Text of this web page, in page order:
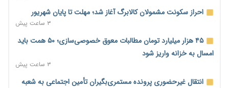
احراز سکونت مشمولان کالابرگ آغاز شد؛ مهلت تا پایان شهریور
۳ ساعت پیش
۴۵ هزار میلیارد تومان مطالبات معوق خصوصی‌سازی؛ ۵۰ همت باید
امسال به خزانه واریز شود
۳ ساعت پیش
انتقال غیرحضوری پرونده مستمری‌بگیران تأمین اجتماعی به شعبه